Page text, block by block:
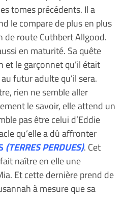
tomes précédents. Il a
le compare de plus en plus
de route Cuthbert Allgood.
en maturité. Sa quête
le garçonnet qu’il était
futur adulte qu’il sera.
rien ne semble aller
le savoir, elle attend un
pas être celui d’Eddie
qu’elle a dû affronter
(TERRES PERDUES). Cet
naître en elle une
Et cette dernière prend de
à mesure que sa